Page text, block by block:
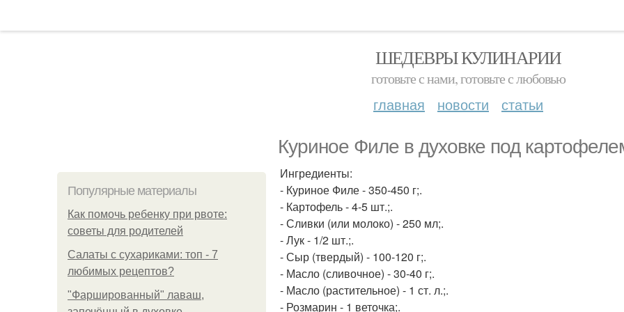
ШЕДЕВРЫ КУЛИНАРИИ
готовьте с нами, готовьте с любовью
главная новости статьи
Куриное Филе в духовке под
Популярные материалы
Как помочь ребенку при рвоте:
советы для родителей
Салаты с сухариками: топ - 7
любимых рецептов?
"Фаршированный" лаваш,
Ингредиенты:
- Куриное Филе - 350-450 г;.
- Картофель - 4-5 шт.;.
- Сливки (или молоко) - 250 мл;.
- Лук - 1/2 шт.;.
- Сыр (твердый) - 100-120 г;.
- Масло (сливочное) - 30-40 г;.
- Масло (растительное) - 1 ст. л.;.
- Розмарин - 1 веточка;.